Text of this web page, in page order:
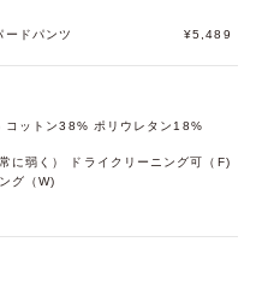
ードパンツ ¥5,489
コットン38% ポリウレタン18%
に弱く） ドライクリーニング可（F)
グ（W)